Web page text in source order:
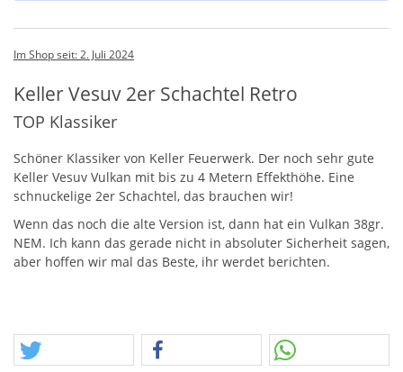
Im Shop seit: 2. Juli 2024
Keller Vesuv 2er Schachtel Retro
TOP Klassiker
Schöner Klassiker von Keller Feuerwerk. Der noch sehr gute
Keller Vesuv Vulkan mit bis zu 4 Metern Effekthöhe. Eine
schnuckelige 2er Schachtel, das brauchen wir!
Wenn das noch die alte Version ist, dann hat ein Vulkan 38gr.
NEM. Ich kann das gerade nicht in absoluter Sicherheit sagen,
aber hoffen wir mal das Beste, ihr werdet berichten.